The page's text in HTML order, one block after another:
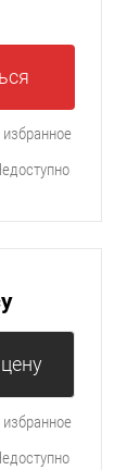
избранное
избранное